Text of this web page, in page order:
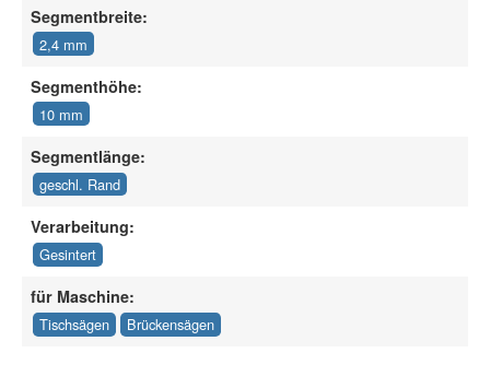
Segmentbreite:
2,4 mm
Segmenthöhe:
10 mm
Segmentlänge:
geschl. Rand
Verarbeitung:
Gesintert
für Maschine:
Tischsägen Brückensägen